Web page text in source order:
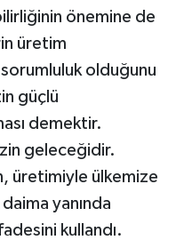
önemine de
üretim
olduğunu
güçlü
demektir.
geleceğidir.
üretimiyle ülkemize
yanında
kullandı.